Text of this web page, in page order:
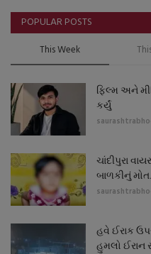
POPULAR POSTS
This Week
ફિલ્મ અને
કર્યું
ચાંદીપુરા
બાળકીનું
હવે ઈરાક
હુમલો ઈરાન